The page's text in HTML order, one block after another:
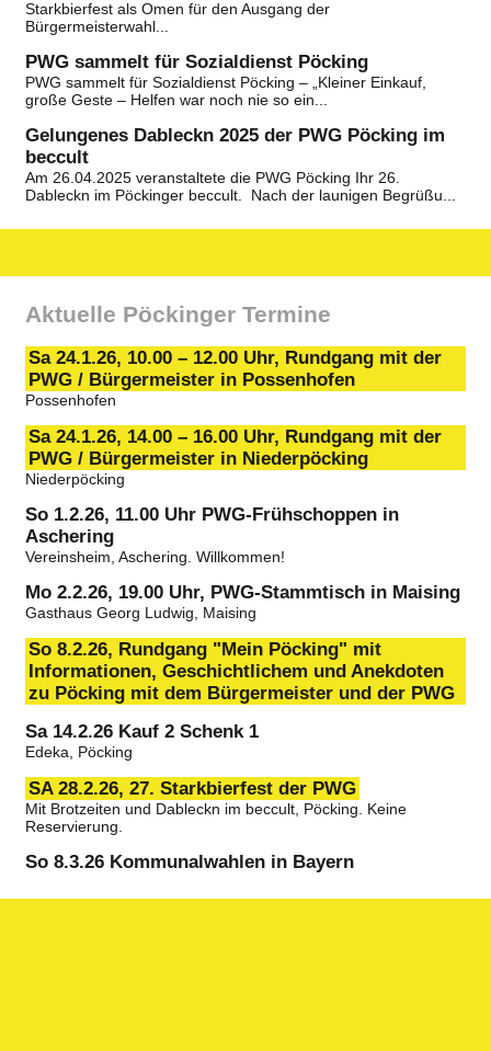
Starkbierfest als Omen für den Ausgang der
Bürgermeisterwahl...
PWG sammelt für Sozialdienst Pöcking
PWG sammelt für Sozialdienst Pöcking – „Kleiner Einkauf,
große Geste – Helfen war noch nie so ein...
Gelungenes Dableckn 2025 der PWG Pöcking im
beccult
Am 26.04.2025 veranstaltete die PWG Pöcking Ihr 26.
Dableckn im Pöckinger beccult. Nach der launigen Begrüßu...
Aktuelle Pöckinger Termine
Sa 24.1.26, 10.00 – 12.00 Uhr, Rundgang mit der
PWG / Bürgermeister in Possenhofen
Possenhofen
Sa 24.1.26, 14.00 – 16.00 Uhr, Rundgang mit der
PWG / Bürgermeister in Niederpöcking
Niederpöcking
So 1.2.26, 11.00 Uhr PWG-Frühschoppen in
Aschering
Vereinsheim, Aschering. Willkommen!
Mo 2.2.26, 19.00 Uhr, PWG-Stammtisch in Maising
Gasthaus Georg Ludwig, Maising
So 8.2.26, Rundgang "Mein Pöcking" mit
Informationen, Geschichtlichem und Anekdoten
zu Pöcking mit dem Bürgermeister und der PWG
Sa 14.2.26 Kauf 2 Schenk 1
Edeka, Pöcking
SA 28.2.26, 27. Starkbierfest der PWG
Mit Brotzeiten und Dableckn im beccult, Pöcking. Keine
Reservierung.
So 8.3.26 Kommunalwahlen in Bayern